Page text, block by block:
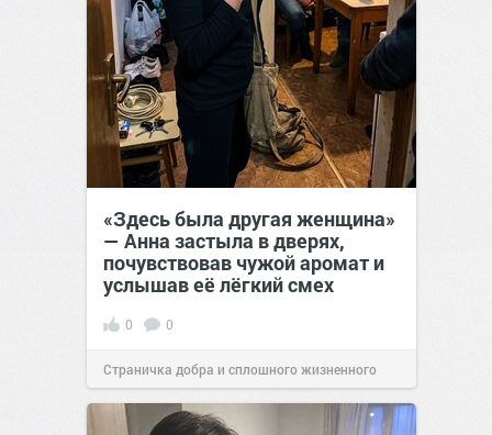
«Здесь была другая женщина»
— Анна застыла в дверях,
почувствовав чужой аромат и
услышав её лёгкий смех
0 0
Страничка добра и сплошного жизненного
позитива!13:38Вчера